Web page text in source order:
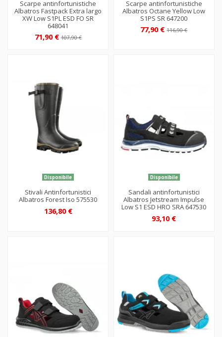
Scarpe antinfortunistiche
Albatros Fastpack Extra largo
XW Low S1PL ESD FO SR
648041
71,90 €107,90 €
Scarpe antinfortunistiche
Albatros Octane Yellow Low
S1PS SR 647200
77,90 €116,90 €
Disponibile
Stivali Antinfortunistici
Albatros Forest Iso 575530
136,80 €
Disponibile
Sandali antinfortunistici
Albatros Jetstream Impulse
Low S1 ESD HRO SRA 647530
93,10 €